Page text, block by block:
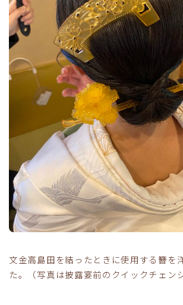
文金高島田を結ったときに使用する簪を
た。（写真は披露宴前のクイックチェンジ